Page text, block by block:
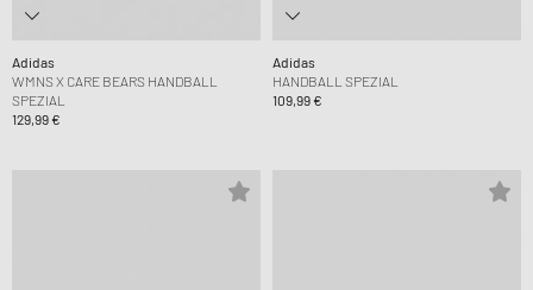
Adidas
WMNS X CARE BEARS HANDBALL
SPEZIAL
129,99 €
Adidas
HANDBALL SPEZIAL
109,99 €